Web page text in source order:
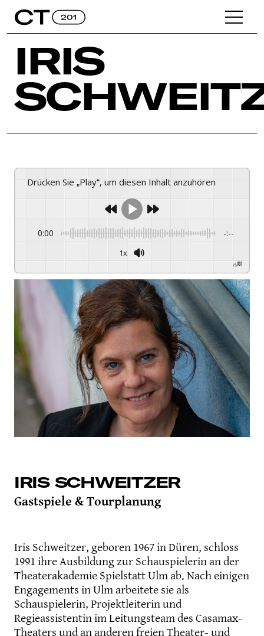
IRIS
Drücken Sie „Play“, um diesen Inhalt anzuhören
0:00 -:--
1x
GSPEECH
IRIS SCHWEITZER
Gastspiele & Tourplanung
Iris Schweitzer, geboren 1967 in Düren, schloss
1991 ihre Ausbildung zur Schauspielerin an der
Theaterakademie Spielstatt Ulm ab. Nach einigen
Engagements in Ulm arbeitete sie als
Schauspielerin, Projektleiterin und
Regieassistentin im Leitungsteam des Casamax-
Theaters und an anderen freien Theater- und